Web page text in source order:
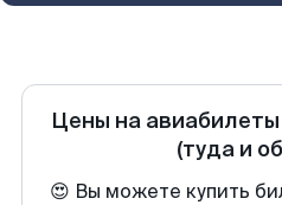
Цены на авиабилеты
(туда и
😍 Вы можете купить